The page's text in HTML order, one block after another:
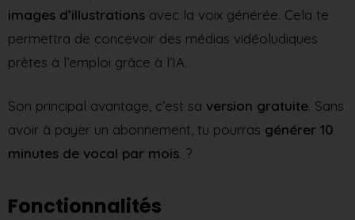
images d’illustrations avec la voix générée. Cela te
permettra de concevoir des médias vidéoludiques
prêtes à l’emploi grâce à l’IA.
Son principal avantage, c’est sa version gratuite. Sans
avoir à payer un abonnement, tu pourras générer 10
minutes de vocal par mois. ?️
Fonctionnalités